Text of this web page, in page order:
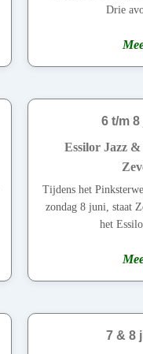
Drie
6 t/m
Essilor Jazz
Tijdens het
zondag 8 juni, staat
het
7 & 8